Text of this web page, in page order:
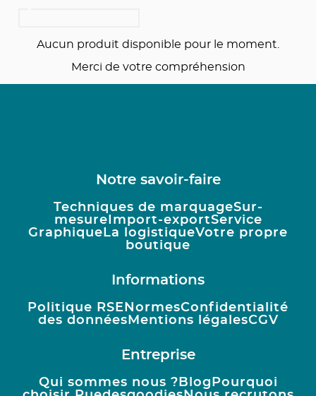
Aucun produit disponible pour le moment.
Merci de votre compréhension
Notre savoir-faire
Techniques de marquageSur-
mesure Import-exportService
Graphique La logistiqueVotre propre
boutique
Informations
Politique RSE NormesConfidentialité
des données Mentions légalesCGV
Entreprise
Qui sommes nous ? Blog Pourquoi